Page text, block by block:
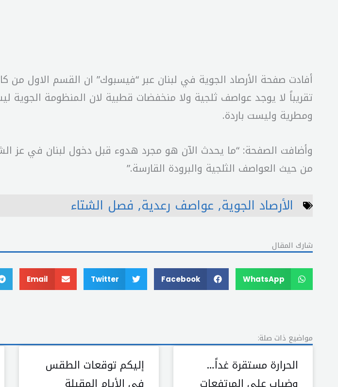
تقريباً لا يوجد عواصف ثلجية ولا منخفضات قطبية لان المنظومة
ومطرية وليست باردة.
من حيث العواصف الثلجية والبرودة القارسة.”
الأرصاد الجوية, عواصف رعدية, فصل الشتاء
شارك المقال
WhatsApp
Facebook
Twitter
Email
مواضيع ذات صلة:
الحرارة مستقرة غداً…
إليكم توقعات الطقس